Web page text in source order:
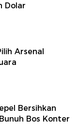
Dolar
Arsenal
Bersihkan
Bos Konter